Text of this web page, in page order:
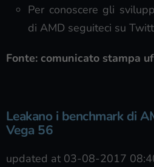
Per conoscere gli
di AMD seguiteci su
Fonte: comunicato stampa
Leakano i benchmark di
Vega 56
updated at 03-08-2017